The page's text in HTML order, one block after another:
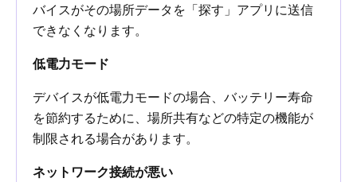
バイスがその場所データを「探す」アプリに送信
できなくなります。
低電力モード
デバイスが低電力モードの場合、バッテリー寿命
を節約するために、場所共有などの特定の機能が
制限される場合があります。
ネットワーク接続が悪い